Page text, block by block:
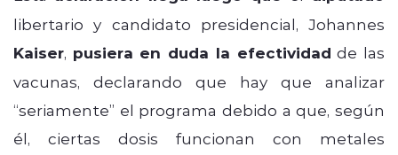
libertario y candidato presidencial, Johannes
Kaiser, pusiera en duda la efectividad de las
vacunas, declarando que hay que analizar
“seriamente” el programa debido a que, según
él, ciertas dosis funcionan con metales